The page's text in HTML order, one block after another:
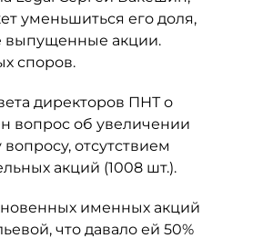
уменьшиться его доля,
выпущенные акции.
споров.
директоров ПНТ о
вопрос об увеличении
отсутствием
акций (1008 шт.).
именных акций
что давало ей 50%